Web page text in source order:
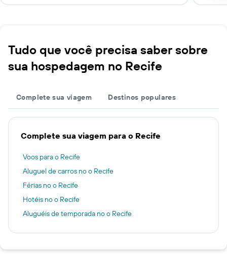
Tudo que você precisa saber sobre
sua hospedagem no Recife
Complete sua viagem Destinos populares
Complete sua viagem para o Recife
Voos para o Recife
Aluguel de carros no o Recife
Férias no o Recife
Hotéis no o Recife
Aluguéis de temporada no o Recife